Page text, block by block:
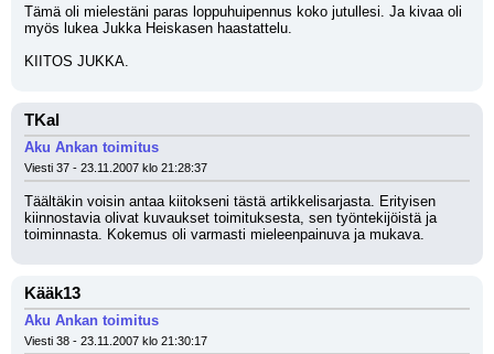
Tämä oli mielestäni paras loppuhuipennus koko jutullesi. Ja kivaa oli
myös lukea Jukka Heiskasen haastattelu.
KIITOS JUKKA.
TKal
Aku Ankan toimitus
Viesti 37 - 23.11.2007 klo 21:28:37
Täältäkin voisin antaa kiitokseni tästä artikkelisarjasta. Erityisen
kiinnostavia olivat kuvaukset toimituksesta, sen työntekijöistä ja
toiminnasta. Kokemus oli varmasti mieleenpainuva ja mukava.
Kääk13
Aku Ankan toimitus
Viesti 38 - 23.11.2007 klo 21:30:17